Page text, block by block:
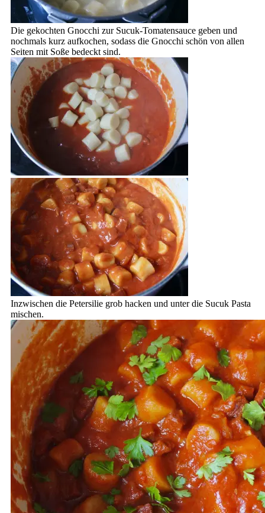
Die gekochten Gnocchi zur Sucuk-Tomatensauce geben und
nochmals kurz aufkochen, sodass die Gnocchi schön von allen
Seiten mit Soße bedeckt sind.
Inzwischen die Petersilie grob hacken und unter die Sucuk Pasta
mischen.